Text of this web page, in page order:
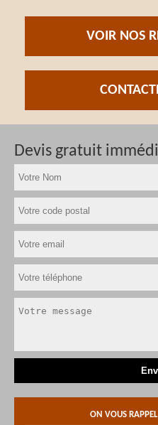
VOIR NOS
Devis gratuit
ON VOUS